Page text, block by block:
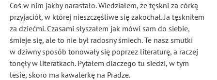
Coś w nim jakby narastało. Wiedziałem, że tęskni za córką
przyjaciół, w której nieszczęśliwe się zakochał. Ja tęskniłem
za dziećmi. Czasami słyszałem jak mówi sam do siebie,
śmieje się, ale to nie był radosny śmiech. Te nasz smutki
w dziwny sposób tonowały się poprzez literaturę, a raczej
tonęły w literatkach. Pytałem dlaczego tu siedzi, w tym
lesie, skoro ma kawalerkę na Pradze.